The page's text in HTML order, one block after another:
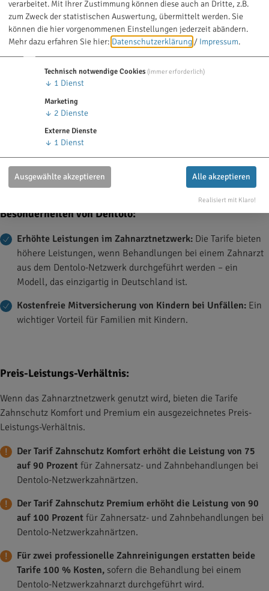
Dentolo Zahnschutz
Premium Erstattungsbeispiele:
Dentolo Zahnschutz Premium
Plus Erstattungsbeispiele:
Besonderheiten von Dentolo:
Erhöhte Leistungen im Zahnarztnetzwerk: Die Tarife bieten
höhere Leistungen, wenn Behandlungen bei einem Zahnarzt
aus dem Dentolo-Netzwerk durchgeführt werden – ein
Modell, das einzigartig in Deutschland ist.
Kostenfreie Mitversicherung von Kindern bei Unfällen: Ein
wichtiger Vorteil für Familien mit Kindern.
Preis-Leistungs-Verhältnis:
Wenn das Zahnarztnetzwerk genutzt wird, bieten die Tarife
Zahnschutz Komfort und Premium ein ausgezeichnetes Preis-
Leistungs-Verhältnis.
Der Tarif Zahnschutz Komfort erhöht die Leistung von 75
auf 90 Prozent für Zahnersatz- und Zahnbehandlungen bei
Dentolo-Netzwerkzahnärtzen.
Der Tarif Zahnschutz Premium erhöht die Leistung von 90
auf 100 Prozent für Zahnersatz- und Zahnbehandlungen bei
Dentolo-Netzwerkzahnärtzen.
Für zwei professionelle Zahnreinigungen erstatten beide
Tarife 100 % Kosten, sofern die Behandlung bei einem
Dentolo-Netzwerkzahnarzt durchgeführt wird.
verarbeitet. Mit Ihrer Zustimmung können diese auch an Dritte, z.B.
zum Zweck der statistischen Auswertung, übermittelt werden. Sie
können die hier vorgenommenen Einstellungen jederzeit abändern.
Mehr dazu erfahren Sie hier: Datenschutzerklärung / Impressum.
Technisch notwendige Cookies (immer erforderlich)
↓ 1 Dienst
Marketing
↓ 2 Dienste
Externe Dienste
↓ 1 Dienst
Ausgewählte akzeptieren Alle akzeptieren
Realisiert mit Klaro!